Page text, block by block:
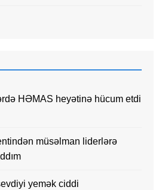
HƏMAS heyətinə hücum etdi
müsəlman liderlərə
yemək ciddi